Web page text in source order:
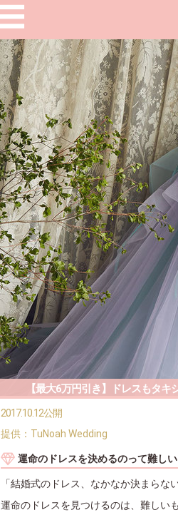
【最大6万円引き】ドレスもタ
2017.10.12公開
提供：TuNoah Wedding
運命のドレスを決めるのって難しい
「結婚式のドレス、なかなか決まら
運命のドレスを見つけるのは、難しいも